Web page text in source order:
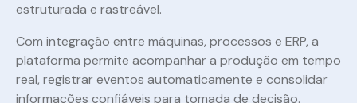
estruturada e rastreável.
Com integração entre máquinas, processos e ERP, a
plataforma permite acompanhar a produção em tempo
real, registrar eventos automaticamente e consolidar
informações confiáveis para tomada de decisão.